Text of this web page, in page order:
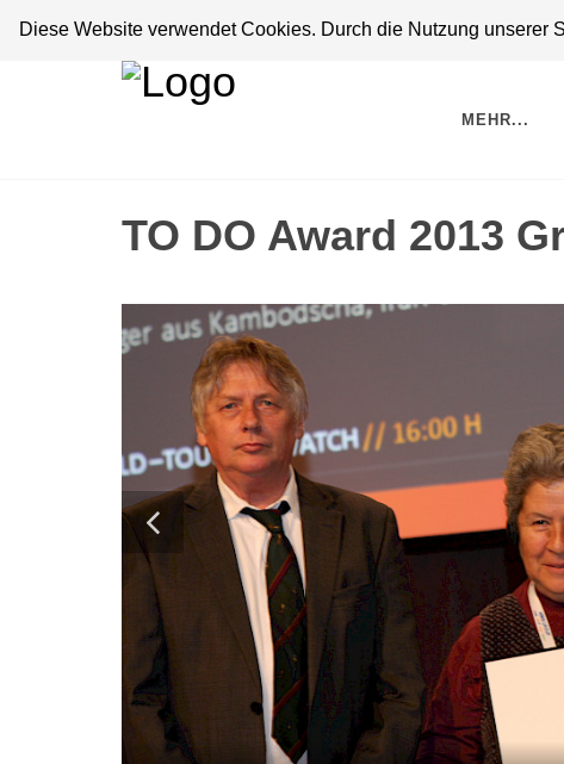
Diese Website verwendet Cookies. Durch die Nutzung
MEHR...
TO DO Award 2013